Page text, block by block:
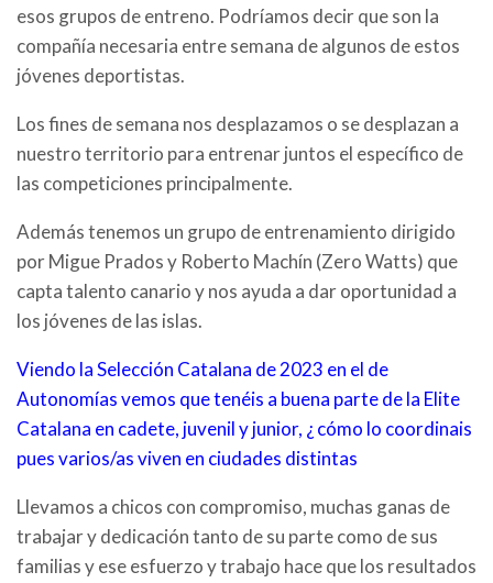
esos grupos de entreno. Podríamos decir que son la
compañía necesaria entre semana de algunos de estos
jóvenes deportistas.
Los fines de semana nos desplazamos o se desplazan a
nuestro territorio para entrenar juntos el específico de
las competiciones principalmente.
Además tenemos un grupo de entrenamiento dirigido
por Migue Prados y Roberto Machín (Zero Watts) que
capta talento canario y nos ayuda a dar oportunidad a
los jóvenes de las islas.
Viendo la Selección Catalana de 2023 en el de
Autonomías vemos que tenéis a buena parte de la Elite
Catalana en cadete, juvenil y junior, ¿ cómo lo coordinais
pues varios/as viven en ciudades distintas
Llevamos a chicos con compromiso, muchas ganas de
trabajar y dedicación tanto de su parte como de sus
familias y ese esfuerzo y trabajo hace que los resultados